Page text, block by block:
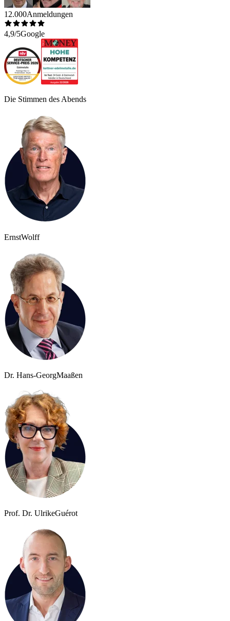
12.000Anmeldungen
4,9/5Google
Die Stimmen des Abends
ErnstWolff
Dr. Hans-GeorgMaaßen
Prof. Dr. UlrikeGuérot